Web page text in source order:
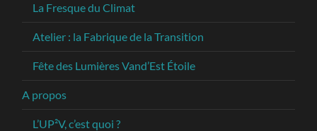
La Fresque du Climat
Atelier : la Fabrique de la Transition
Fête des Lumières Vand’Est Étoile
A propos
L’UP²V, c’est quoi ?